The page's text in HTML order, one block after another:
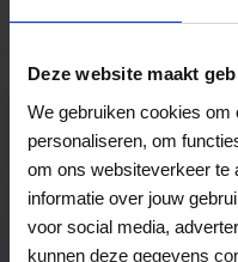
Deze website maakt
We gebruiken cookies om
personaliseren, om
om ons websiteverkeer te
informatie over jouw
voor social media,
kunnen deze gegevens
Veelgestelde
Hoelang blijft
Het volledige
is minimaal drie